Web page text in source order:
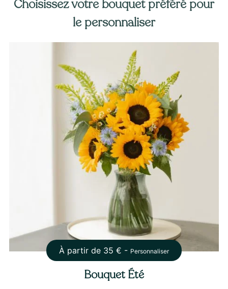
Choisissez votre bouquet préféré pour
le personnaliser
À partir de 35 € - Personnaliser
Bouquet Été